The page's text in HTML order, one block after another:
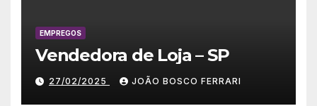
EMPREGOS
Vendedora de Loja – SP
27/02/2025 JOÃO BOSCO FERRARI